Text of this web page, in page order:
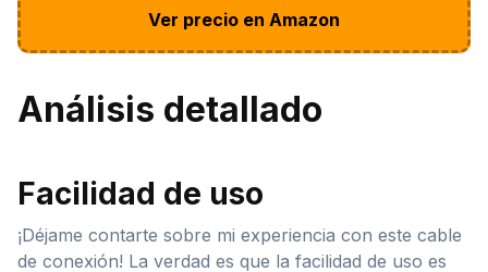
Ver precio en Amazon
Análisis detallado
Facilidad de uso
¡Déjame contarte sobre mi experiencia con este cable
de conexión! La verdad es que la facilidad de uso es